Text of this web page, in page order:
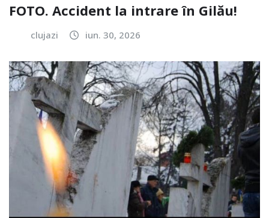
FOTO. Accident la intrare în Gilău!
clujazi iun. 30, 2026